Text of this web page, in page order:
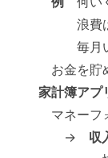
浪費はな
毎月いく
お金を貯め
家計簿アプ
マネーフォ
→ 収